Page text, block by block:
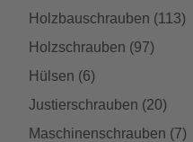
Holzbauschrauben (113)
Holzschrauben (97)
Hülsen (6)
Justierschrauben (20)
Maschinenschrauben (7)